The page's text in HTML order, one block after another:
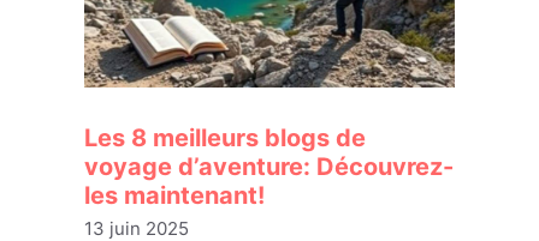
Les 8 meilleurs blogs de
voyage d’aventure: Découvrez-
les maintenant!
13 juin 2025